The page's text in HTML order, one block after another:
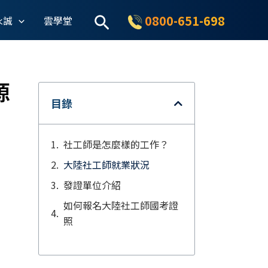
誠 雲學堂
搜
尋
0800-651-698
目錄
社工師是怎麼樣的工作？
大陸社工師就業狀況
發證單位介紹
如何報名大陸社工師國考證
照